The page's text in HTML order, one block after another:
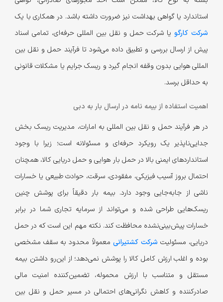
استاندارد یا گواهی بهداشت نیز ضرورت داشته باشد. در همکاری با یک
شرکت کارگو یا شرکت حمل و نقل بین المللی حرفه‌ای، تمامی اسناد
پیش از ارسال بررسی و تطبیق داده می‌شود تا فرآیند حمل و نقل بین
المللی هوایی بدون وقفه انجام گیرد و ریسک جرایم یا مشکلات قانونی
به حداقل برسد.
اهمیت استفاده از بیمه نامه در ارسال بار به دبی
در هر فرآیند حمل و نقل بین المللی به امارات، مدیریت ریسک بخش
جدایی‌ناپذیر یک رویکرد حرفه‌ای و مسئولانه است؛ زیرا با وجود
استانداردهای ایمنی بالا در حمل بار هوایی و حمل دریایی کالا، همچنان
احتمال بروز آسیب فیزیکی، مفقودی، سرقت، حوادث طبیعی یا خسارات
ناشی از جابه‌جایی وجود دارد. بیمه بار دقیقاً برای پوشش چنین
ریسک‌هایی طراحی شده و می‌تواند از سرمایه تجاری شما در برابر
خسارات پیش‌بینی‌نشده محافظت کند. نکته مهم این است که در حمل
دریایی، مسئولیت شرکت کشتیرانی معمولاً محدود به سقف مشخصی
بوده و اغلب ارزش کامل کالا را پوشش نمی‌دهد؛ از این‌رو داشتن بیمه
مستقل و متناسب با ارزش محموله، تضمین‌کننده امنیت مالی
صادرکننده و کاهش نگرانی‌های احتمالی در مسیر حمل و نقل بین